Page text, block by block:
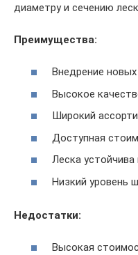
диаметру и сечению
Преимущества:
Внедрение новых
Высокое
Широкий
Доступная
Леска устойчива
Низкий уровень
Недостатки:
Высокая